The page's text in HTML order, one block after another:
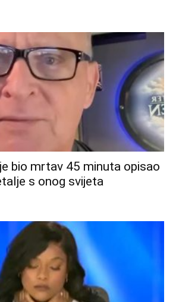
bio mrtav 45 minuta opisao
s onog svijeta